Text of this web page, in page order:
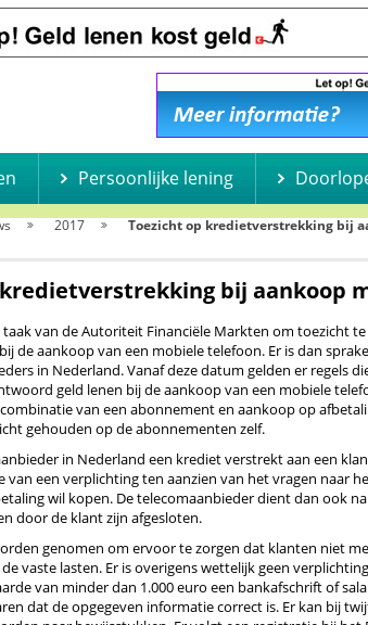
Persoonlijke lening
2017 Toezicht op kredietverstrekking bij
bij aankoop
taak van de Autoriteit Financiële Markten om toezicht
de aankoop van een mobiele telefoon. Er is dan
in Nederland. Vanaf deze datum gelden er regels
geld lenen bij de aankoop van een mobiele
van een abonnement en aankoop op
gehouden op de abonnementen zelf.
in Nederland een krediet verstrekt aan een
van een verplichting ten aanzien van het vragen naar
wil kopen. De telecomaanbieder dient dan ook
door de klant zijn afgesloten.
genomen om ervoor te zorgen dat klanten niet
vaste lasten. Er is overigens wettelijk geen
van minder dan 1.000 euro een bankafschrift of
dat de opgegeven informatie correct is. Er kan bij